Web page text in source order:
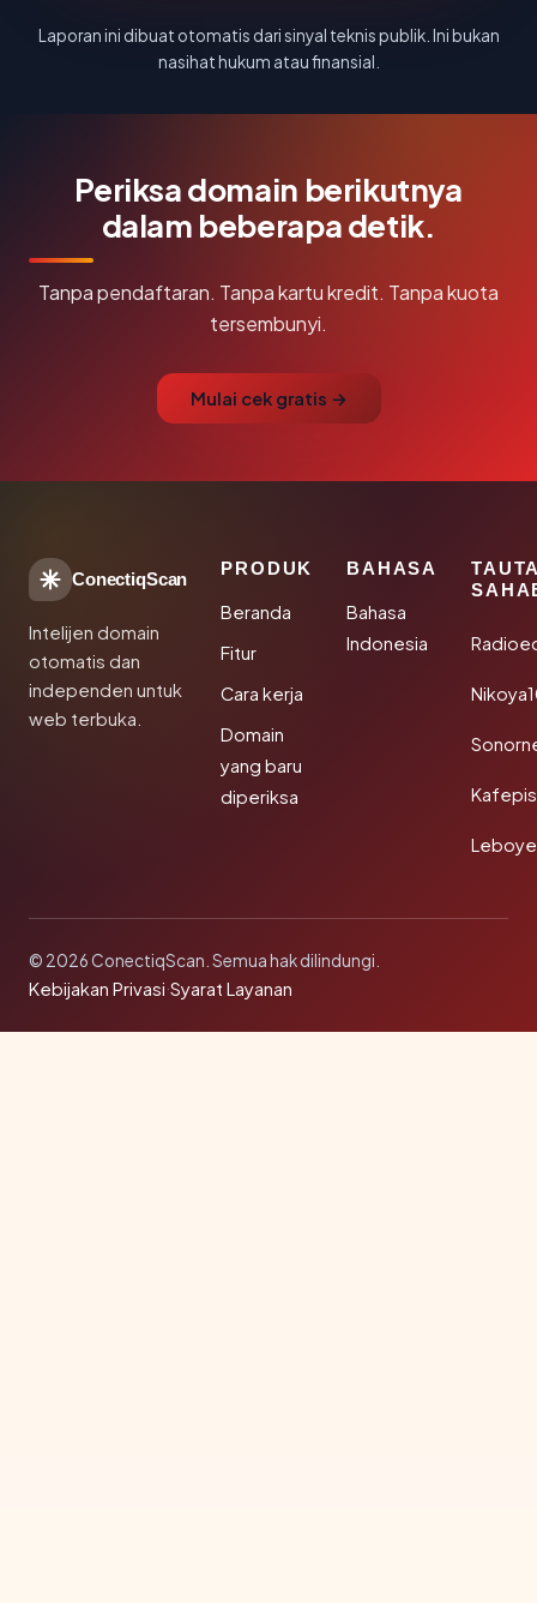
Laporan ini dibuat otomatis dari sinyal teknis publik. Ini bukan
nasihat hukum atau finansial.
Periksa domain berikutnya
dalam beberapa detik.
Tanpa pendaftaran. Tanpa kartu kredit. Tanpa kuota
tersembunyi.
Mulai cek gratis →
ConectiqScan
Intelijen domain
otomatis dan
independen untuk
web terbuka.
PRODUK
Beranda
Fitur
Cara kerja
Domain
yang baru
diperiksa
BAHASA
Bahasa
Indonesia
© 2026 ConectiqScan. Semua hak dilindungi.
Kebijakan Privasi·Syarat Layanan